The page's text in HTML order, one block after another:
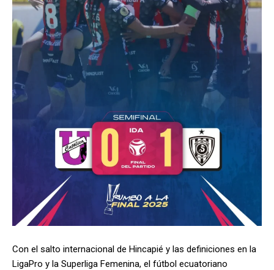
Con el salto internacional de Hincapié y las definiciones en la
LigaPro y la Superliga Femenina, el fútbol ecuatoriano